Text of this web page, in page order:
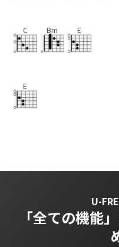
C Bm E
E
U-
「全ての機能